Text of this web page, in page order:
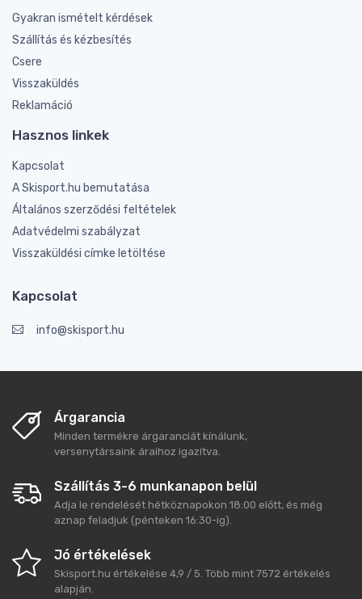
Gyakran ismételt kérdések
Szállítás és kézbesítés
Csere
Visszaküldés
Reklamáció
Hasznos linkek
Kapcsolat
A Skisport.hu bemutatása
Általános szerződési feltételek
Adatvédelmi szabályzat
Visszaküldési címke letöltése
Kapcsolat
info@skisport.hu
Árgarancia
Minden termékre árgaranciát kínálunk,
versenytársaink áraihoz igazítva.
Szállítás 3-6 munkanapon belül
Adja le rendelését hétköznapokon 18:00 előtt, és még
aznap feladjuk (pénteken 16:30-ig).
Jó értékelések
Skisport.hu értékelése 4,9 / 5. Több mint 7572 értékelés
alapján.